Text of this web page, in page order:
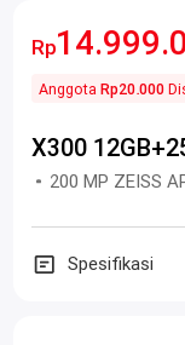
Rp
AnggotaRp20.000
X300
200 MP ZEISS
Spesifikasi